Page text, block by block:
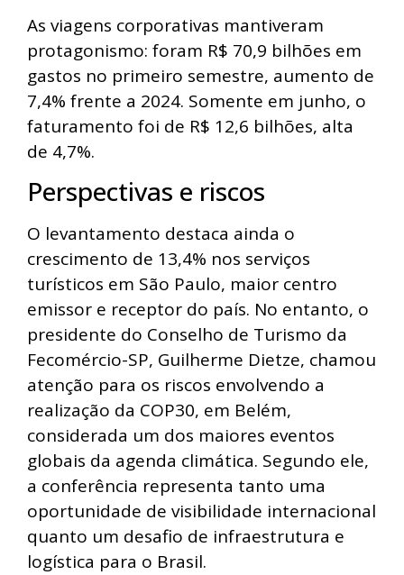
As viagens corporativas mantiveram
protagonismo: foram R$ 70,9 bilhões em
gastos no primeiro semestre, aumento de
7,4% frente a 2024. Somente em junho, o
faturamento foi de R$ 12,6 bilhões, alta
de 4,7%.
Perspectivas e riscos
O levantamento destaca ainda o
crescimento de 13,4% nos serviços
turísticos em São Paulo, maior centro
emissor e receptor do país. No entanto, o
presidente do Conselho de Turismo da
Fecomércio-SP, Guilherme Dietze, chamou
atenção para os riscos envolvendo a
realização da COP30, em Belém,
considerada um dos maiores eventos
globais da agenda climática. Segundo ele,
a conferência representa tanto uma
oportunidade de visibilidade internacional
quanto um desafio de infraestrutura e
logística para o Brasil.